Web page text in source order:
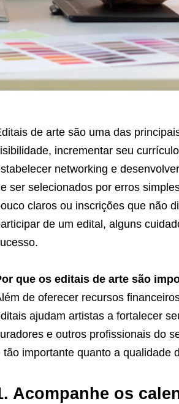
de arte são uma das
incrementar seu
networking e
ser selecionados por erros
claros ou inscrições que não
de um edital, alguns
que os editais de arte são
de oferecer recursos
ajudam artistas a fortalecer
e outros profissionais do
tão importante quanto a qualidade
Acompanhe os